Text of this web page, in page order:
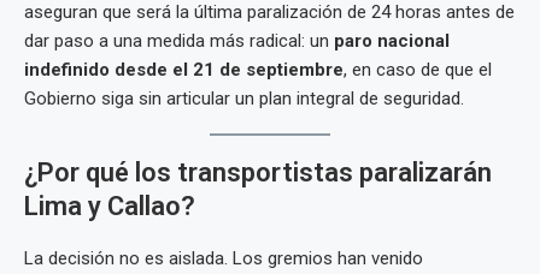
aseguran que será la última paralización de 24 horas antes de
dar paso a una medida más radical: un paro nacional
indefinido desde el 21 de septiembre, en caso de que el
Gobierno siga sin articular un plan integral de seguridad.
¿Por qué los transportistas paralizarán
Lima y Callao?
La decisión no es aislada. Los gremios han venido